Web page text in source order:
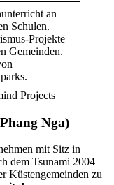
an
Schulen.
Projekte
Gemeinden.
Projects
Nga)
mit Sitz in
dem Tsunami 2004
Küstengemeinden zu